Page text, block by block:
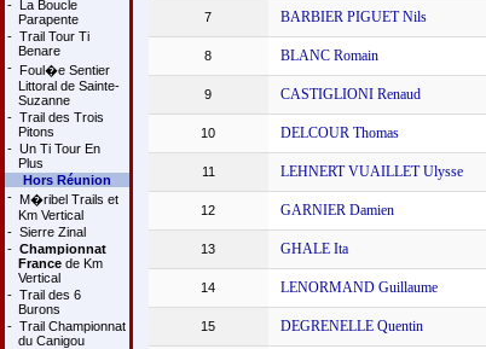
- La Boucle
Parapente
- Trail Tour Ti
Benare
- Foul�e Sentier
Littoral de Sainte-
Suzanne
- Trail des Trois
Pitons
- Un Ti Tour En
Plus
Hors Réunion
- M�ribel Trails et
Km Vertical
- Sierre Zinal
- Championnat
Francede Km
Vertical
- Trail des 6
Burons
- Trail Championnat
du Canigou
7 BARBIER PIGUET Nils
8 BLANC Romain
9 CASTIGLIONI Renaud
10 DELCOUR Thomas
11 LEHNERT VUAILLET Ulysse
12 GARNIER Damien
13 GHALE Ita
14 LENORMAND Guillaume
15 DEGRENELLE Quentin